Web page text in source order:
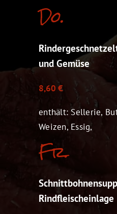
Do.
und Gemüse
8,60 €
enthält: Sellerie,
Weizen, Essig,
Fr.
Rindfleischeinlage